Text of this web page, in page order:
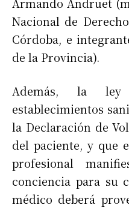
Nacional de
Córdoba, e
de la Provincia).
Además, la
establecimientos
la Declaración de
del paciente, y que
profesional
conciencia para su
médico deberá